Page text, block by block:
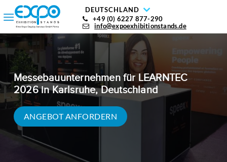
DEUTSCHLAND
+49 (0) 6227 877-290
info@expoexhibitionstands.de
Messebauunternehmen für LEARNTEC
2026 in Karlsruhe, Deutschland
ANGEBOT ANFORDERN